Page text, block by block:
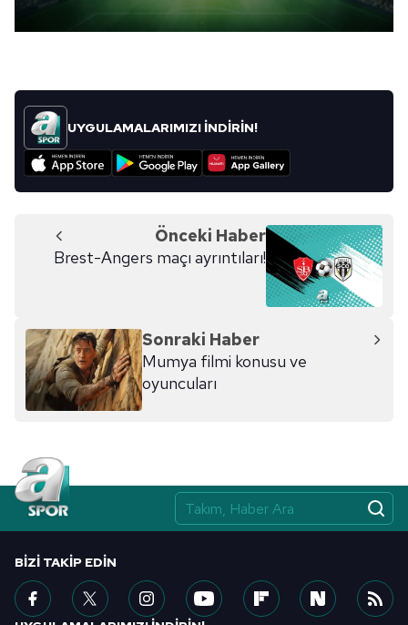
UYGULAMALARIMIZI İNDİRİN!
Önceki Haber
Brest-Angers maçı ayrıntıları!
Sonraki Haber
Mumya filmi konusu ve
oyuncuları
BIZI TAKIP EDIN